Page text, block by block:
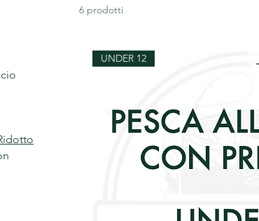
6 prodotti
UNDER 12